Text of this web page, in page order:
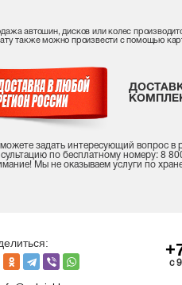
автошин, дисков или колес
также можно произвести с помощью
задать интересующий вопрос в
по бесплатному номеру: 8
Мы не оказываем услуги по
c